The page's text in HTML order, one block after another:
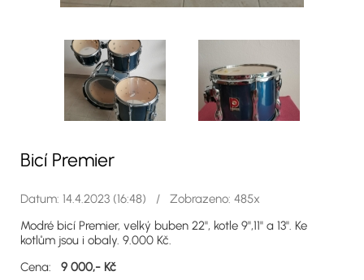
Bicí Premier
Datum: 14.4.2023 (16:48) / Zobrazeno: 485x
Modré bicí Premier, velký buben 22", kotle 9",11" a 13". Ke
kotlům jsou i obaly. 9.000 Kč.
Cena: 9 000,- Kč